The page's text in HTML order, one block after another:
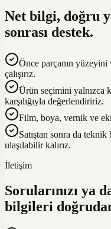
Net bilgi, doğru
sonrası destek.
Önce parçanın
çalışırız.
Ürün seçimini yalnızca
karşılığıyla değerlendiririz.
Film, boya, vernik ve
Satıştan sonra da
ulaşılabilir kalırız.
İletişim
Sorularınızı ya
bilgileri